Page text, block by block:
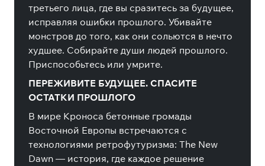
третьего лица, где вы сразитесь за будущее,
исправляя ошибки прошлого. Убивайте
монстров до того, как они сольются в нечто
худшее. Собирайте души людей прошлого.
Приспособьтесь или умрите.
ПЕРЕЖИВИТЕ БУДУЩЕЕ. СПАСИТЕ
ОСТАТКИ ПРОШЛОГО
В мире Кроноса бетонные громады
Восточной Европы встречаются с
технологиями ретрофутуризма: The New
Dawn — история, где каждое решение